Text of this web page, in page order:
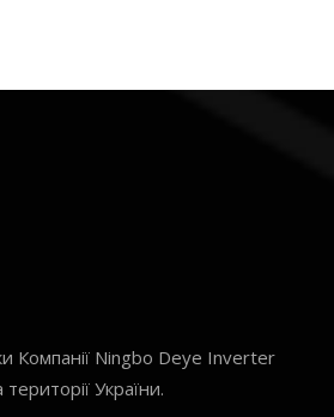
Компанії Ningbo Deye Inverter
України.